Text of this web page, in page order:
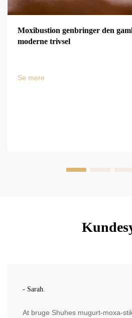
Moxibustion genbringer den
moderne trivsel
Se mere
- Sarah.
At bruge Shuhes mugurt-moxa-